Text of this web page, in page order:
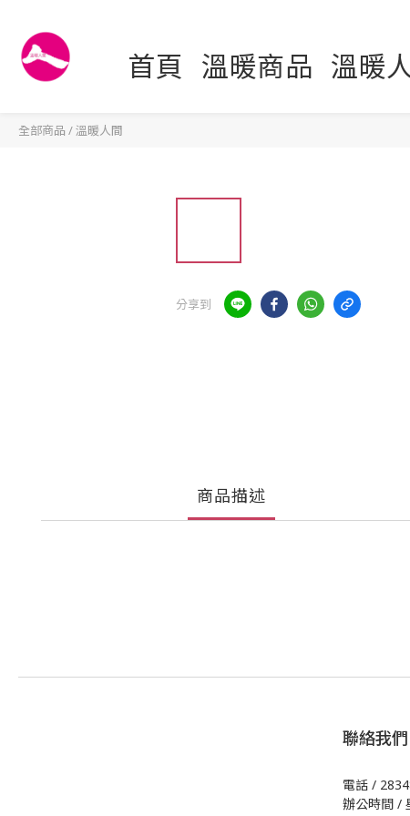
首頁 溫暖商品 溫暖
全部商品 /溫暖人間
分享到
商品描述
聯絡我們
電話 /
辦公時間 /